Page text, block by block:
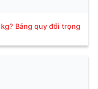
Bảng quy đổi trọng